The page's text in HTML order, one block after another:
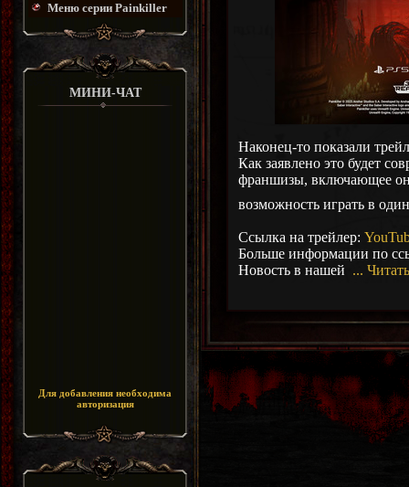
Меню серии Painkiller
МИНИ-ЧАТ
Для добавления необходима
авторизация
Наконец-то показали
Как заявлено это будет
франшизы, включающее
возможность играть в
Ссылка на трейлер:
Больше информации по
Новость в нашей ...